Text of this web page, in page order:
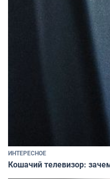
ИНТЕРЕСНОЕ
Кошачий телевизор: